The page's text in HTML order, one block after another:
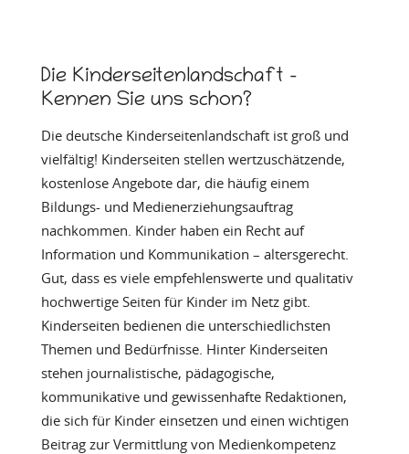
Die Kinderseitenlandschaft –
Kennen Sie uns schon?
Die deutsche Kinderseitenlandschaft ist groß und
vielfältig! Kinderseiten stellen wertzuschätzende,
kostenlose Angebote dar, die häufig einem
Bildungs- und Medienerziehungsauftrag
nachkommen. Kinder haben ein Recht auf
Information und Kommunikation – altersgerecht.
Gut, dass es viele empfehlenswerte und qualitativ
hochwertige Seiten für Kinder im Netz gibt.
Kinderseiten bedienen die unterschiedlichsten
Themen und Bedürfnisse. Hinter Kinderseiten
stehen journalistische, pädagogische,
kommunikative und gewissenhafte Redaktionen,
die sich für Kinder einsetzen und einen wichtigen
Beitrag zur Vermittlung von Medienkompetenz